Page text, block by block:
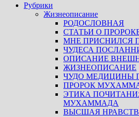
Рубрики
Жизнеописание
РОДОСЛОВНАЯ
СТАТЬИ О
МНЕ ПРИСНИЛСЯ
ЧУДЕСА
ОПИСАНИЕ
ЖИЗНЕОПИСАНИЕ
ЧУДО МЕДИЦИНЫ
ПРОРОК
ЭТИКА
МУХАММАДА
ВЫСШАЯ